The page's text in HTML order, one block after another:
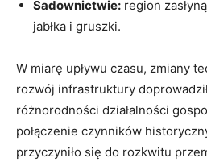
Sadownictwie: region
jabłka i gruszki.
W miarę upływu czasu, zmiany
rozwój infrastruktury
różnorodności działalności
połączenie czynników
przyczyniło się do rozkwitu